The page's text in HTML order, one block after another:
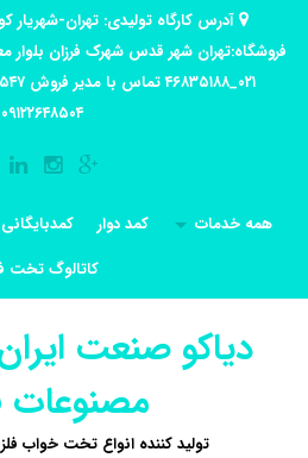
۰۹۱۲۲۶۴۸۵۰۴
همه خدمات کمد دوار کمدبایگانی
کاتالوگ تخت
دیاکو صنعت
مصنوعات
تولید کننده انواع تخت خواب